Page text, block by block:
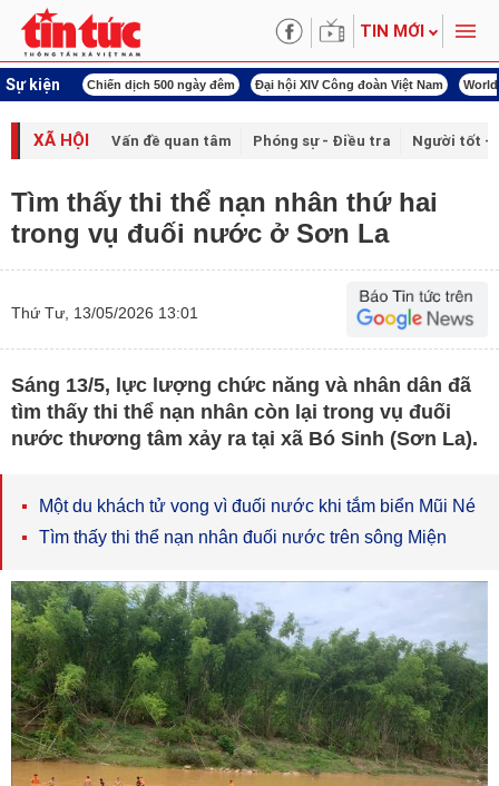
TIN MỚI
Sự kiện
mạng Chiến dịch 500 ngày đêm Đại hội XIV Công đoàn Việt Nam
XÃ HỘI Vấn đề quan tâm Phóng sự - Điều tra Người tốt -
Tìm thấy thi thể nạn nhân thứ hai
trong vụ đuối nước ở Sơn La
Thứ Tư, 13/05/2026 13:01
Sáng 13/5, lực lượng chức năng và nhân dân đã
tìm thấy thi thể nạn nhân còn lại trong vụ đuối
nước thương tâm xảy ra tại xã Bó Sinh (Sơn La).
Một du khách tử vong vì đuối nước khi tắm biển Mũi Né
Tìm thấy thi thể nạn nhân đuối nước trên sông Miện